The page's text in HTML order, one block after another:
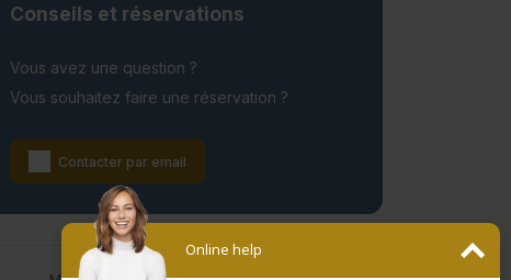
Conseils et réservations
Vous avez une question ?
Vous souhaitez faire une réservation ?
Contacter par email
Online help